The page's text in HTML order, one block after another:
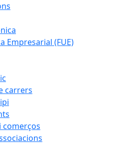
Empresarial (FUE)
carrers
comerços